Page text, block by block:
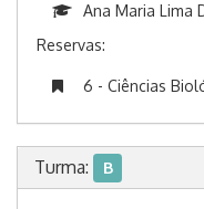
Ana Maria Lima
Reservas:
6 - Ciências
Turma: B